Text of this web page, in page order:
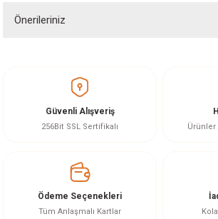
Önerileriniz
Görüş ve önerileriniz için teşekkür ederiz.
Ürün resmi kalitesiz, bozuk veya
Ürün bilgilerinde hatalar bulunuyor.
Bu ürüne benzer farklı alternatifler olmalı.
Güvenli Alışveriş
256Bit SSL Sertifikalı Ürünler
Ödeme Seçenekleri
Tüm Anlaşmalı Kartlar